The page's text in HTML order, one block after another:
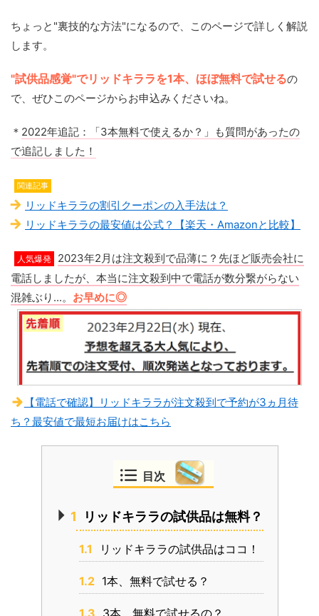
ちょっと"裏技的な方法"になるので、このページで詳しく解説
します。
"試供品感覚"でリッドキララを1本、ほぼ無料で試せるの
で、ぜひこのページからお申込みくださいね。
＊ 2022年追記：「3本無料で使えるか？」も質問があったの
で追記しました！
関連記事
リッドキララの割引クーポンの入手法は？
リッドキララの最安値は公式？【楽天・Amazonと比較】
人気爆発
2023年2月は注文殺到で品薄に？先ほど販売会社に
電話しましたが、本当に注文殺到中で電話が数分繋がらない
混雑ぶり...。 お早めに◎
【電話で確認】リッドキララが注文殺到で予約が3ヵ月待
ち？最安値で最短お届けはこちら
目次
1 リッドキララの試供品は無料？
1.1 リッドキララの試供品はココ！
1.2 1本、無料で試せる？